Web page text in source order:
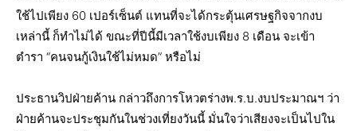
ใช้ไปเพียง​ 60​ เปอร์เซ็นต์​ แทนที่จะได้กระตุ้นเศรษฐ​กิจ​จากงบ
เหล่านี้ ก็ทำไม่ได้​ ขณะที่ปีนี้มีเวลาใช้งบเพียง 8​ เดือน​ จะเข้า
ตำรา​ “คนจนกู้เงินใช้ไม่หมด” หรือไม่
ประธานวิปฝ่ายค้าน กล่าวถึงการโหวตร่างพ.ร.บ.​งบประมาณฯ​ ว่า​
ฝ่ายค้านจะประชุมกันในช่วงเที่ยงวันนี้​ มั่นใจว่าเสียงจะเป็นไปใน